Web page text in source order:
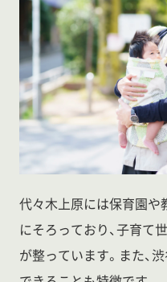
代々木上原には保育園や
にそろっており、子育て
が整っています。また、